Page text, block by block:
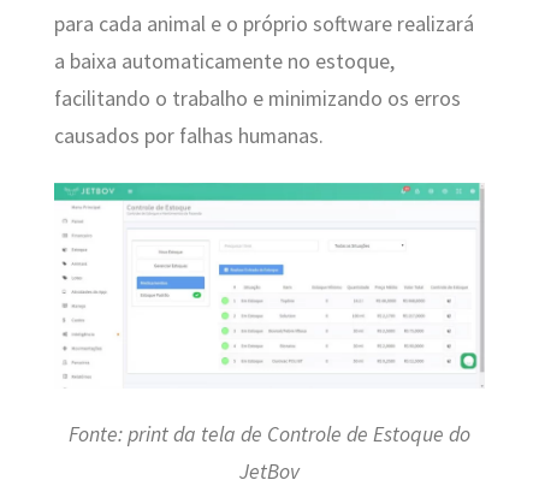
para cada animal e o próprio software realizará
a baixa automaticamente no estoque,
facilitando o trabalho e minimizando os erros
causados por falhas humanas.
Fonte: print da tela de Controle de Estoque do
JetBov